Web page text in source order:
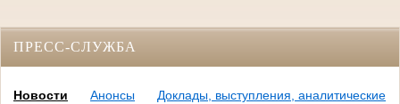
ПРЕСС-СЛУЖБА
Новости Анонсы
Доклады, выступления, аналитические